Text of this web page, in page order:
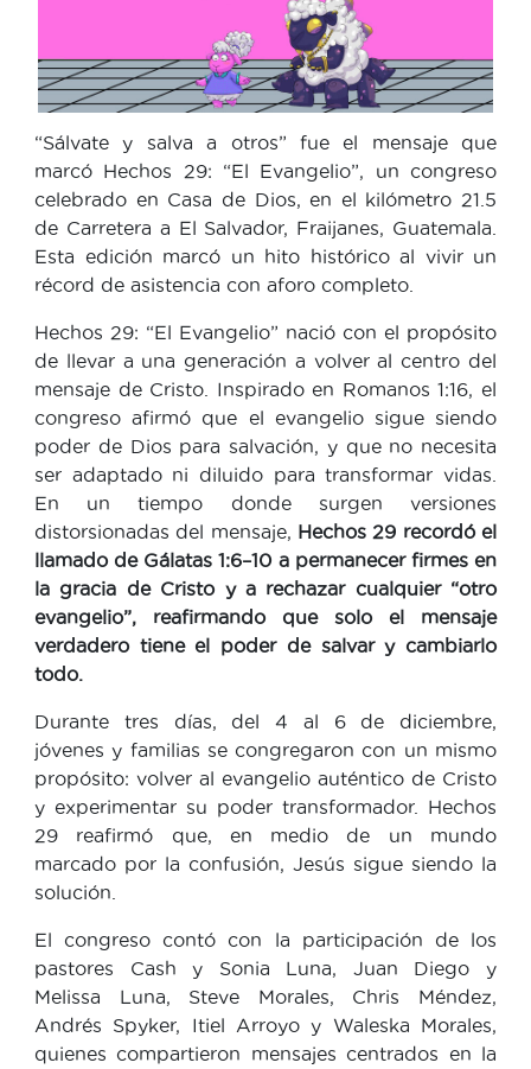
“Sálvate y salva a otros” fue el mensaje que
marcó Hechos 29: “El Evangelio”, un congreso
celebrado en Casa de Dios, en el kilómetro 21.5
de Carretera a El Salvador, Fraijanes, Guatemala.
Esta edición marcó un hito histórico al vivir un
récord de asistencia con aforo completo.
Hechos 29: “El Evangelio” nació con el propósito
de llevar a una generación a volver al centro del
mensaje de Cristo. Inspirado en Romanos 1:16, el
congreso afirmó que el evangelio sigue siendo
poder de Dios para salvación, y que no necesita
ser adaptado ni diluido para transformar vidas.
En un tiempo donde surgen versiones
distorsionadas del mensaje, Hechos 29 recordó el
llamado de Gálatas 1:6–10 a permanecer firmes en
la gracia de Cristo y a rechazar cualquier “otro
evangelio”, reafirmando que solo el mensaje
verdadero tiene el poder de salvar y cambiarlo
todo.
Durante tres días, del 4 al 6 de diciembre,
jóvenes y familias se congregaron con un mismo
propósito: volver al evangelio auténtico de Cristo
y experimentar su poder transformador. Hechos
29 reafirmó que, en medio de un mundo
marcado por la confusión, Jesús sigue siendo la
solución.
El congreso contó con la participación de los
pastores Cash y Sonia Luna, Juan Diego y
Melissa Luna, Steve Morales, Chris Méndez,
Andrés Spyker, Itiel Arroyo y Waleska Morales,
quienes compartieron mensajes centrados en la